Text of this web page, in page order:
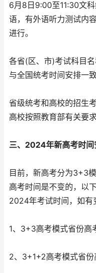
6月8日9:00至11:30文
语，有外语听力测试内
进行。
各省(区、市)考试科目
与全国统考时间安排一
省级统考和高校的招生
高校按照教育部有关要
三、2024年新高考时间
目前，新高考分为3+3
高考时间是不变的，以
2024年考试时间，如有
1、3+3高考模式省份高
2、3+1+2高考模式省